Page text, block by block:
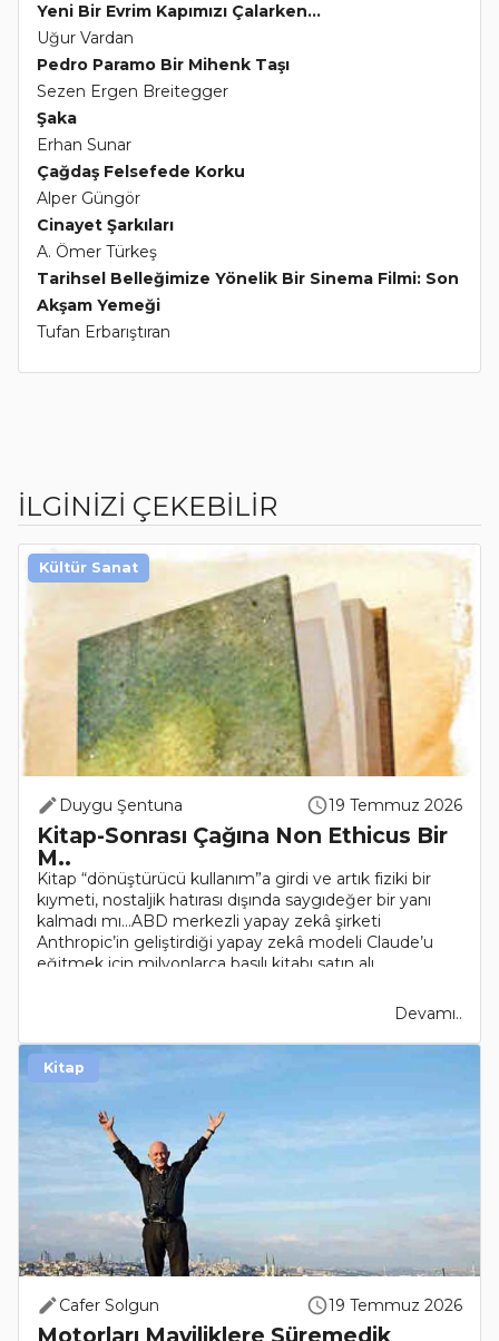
Yeni Bir Evrim Kapımızı Çalarken...
Uğur Vardan
Pedro Paramo Bir Mihenk Taşı
Sezen Ergen Breitegger
Şaka
Erhan Sunar
Çağdaş Felsefede Korku
Alper Güngör
Cinayet Şarkıları
A. Ömer Türkeş
Tarihsel Belleğimize Yönelik Bir Sinema Filmi: Son
Akşam Yemeği
Tufan Erbarıştıran
İLGİNİZİ ÇEKEBİLİR
Duygu Şentuna 19 Temmuz 2026
Kitap-Sonrası Çağına Non Ethicus Bir
M..
Kitap “dönüştürücü kullanım”a girdi ve artık fiziki bir
kıymeti, nostaljik hatırası dışında saygıdeğer bir yanı
kalmadı mı…ABD merkezli yapay zekâ şirketi
Anthropic’in geliştirdiği yapay zekâ modeli Claude’u
eğitmek için milyonlarca basılı kitabı satın alı..
Devamı..
Kültür Sanat
Cafer Solgun 19 Temmuz 2026
Kitap